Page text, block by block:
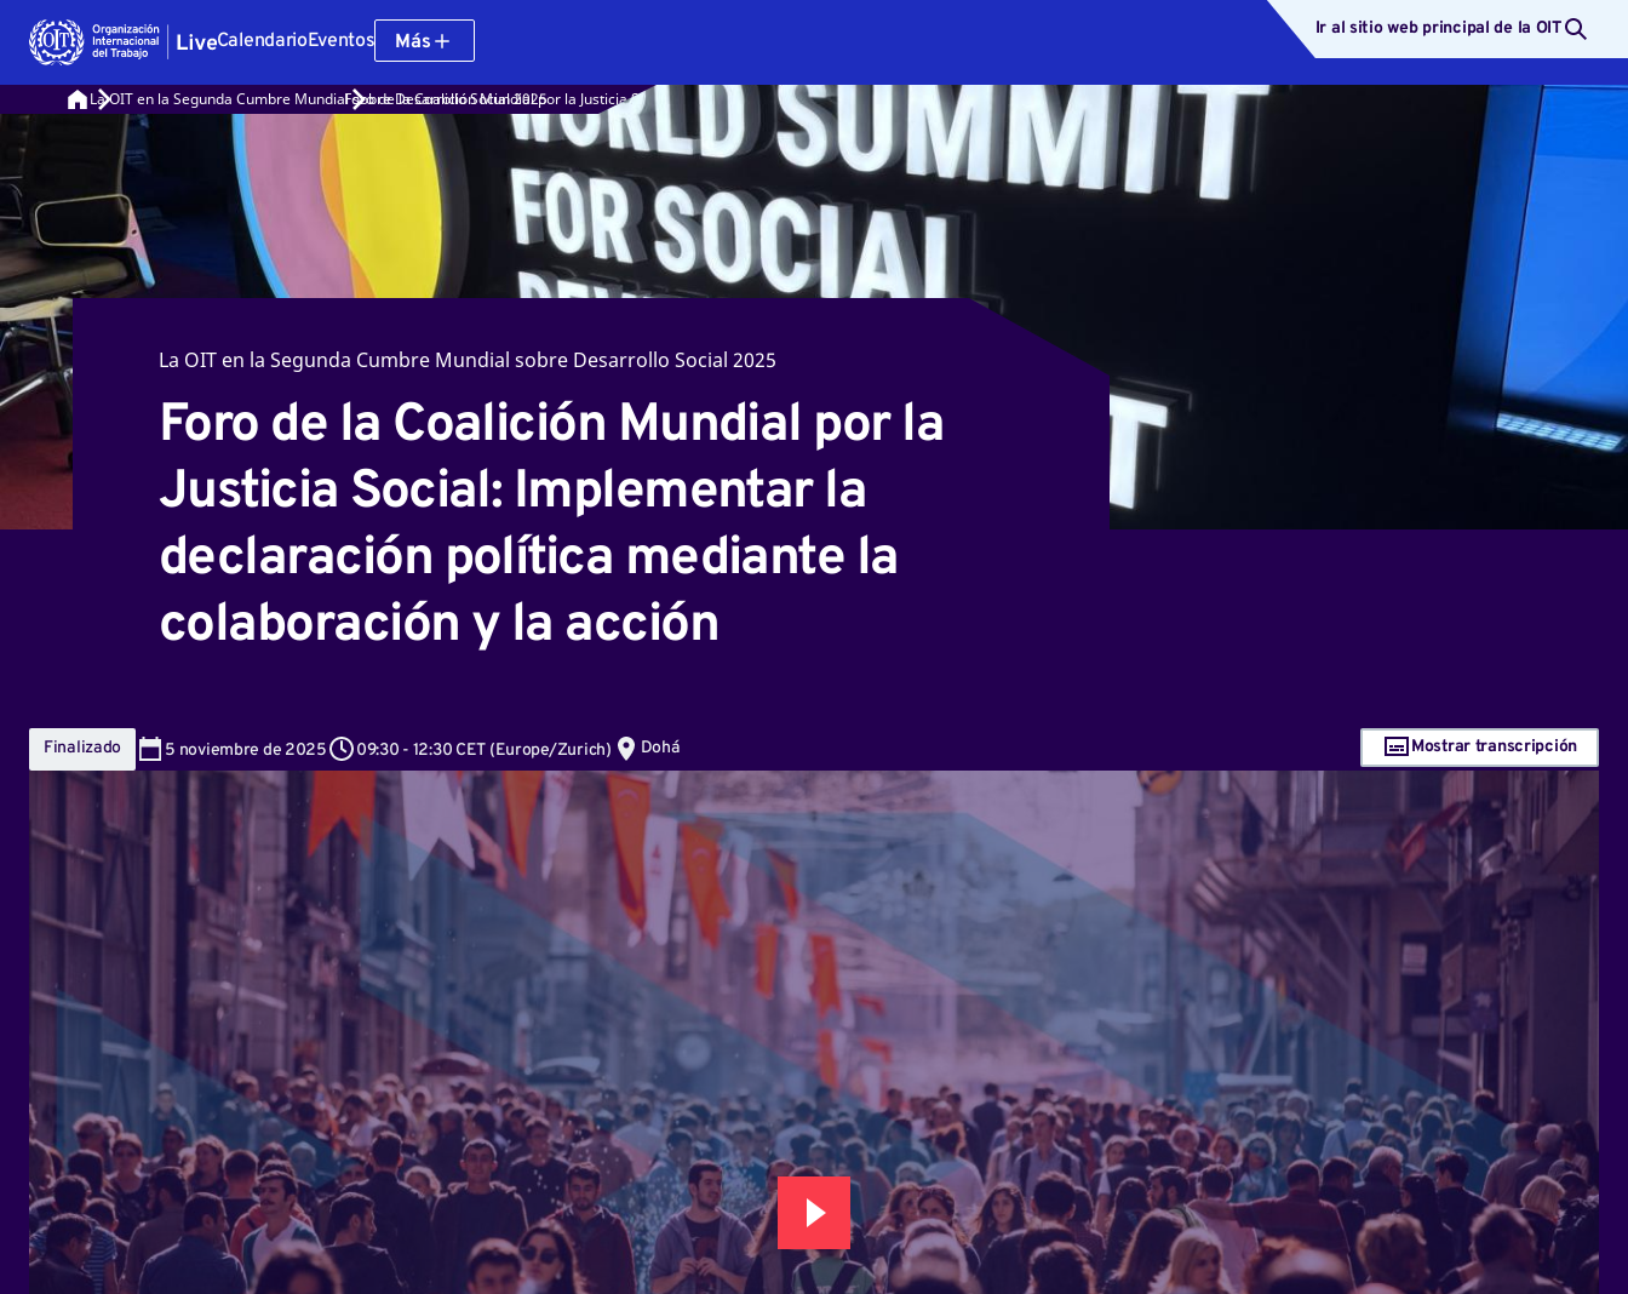
CalendarioEventos Más
Ir al sitio web principal de la OIT
La OIT en la Segunda Cumbre Mundial sobre Desarrollo Social 2025Foro de la Coalición Mundial por la Justicia Social: Implementar la declaración política mediante la colaboración y la acción
La OIT en la Segunda Cumbre Mundial sobre Desarrollo Social 2025
Foro de la Coalición Mundial por la
Justicia Social: Implementar la
declaración política mediante la
colaboración y la acción
Finalizado 5 noviembre de 2025 09:30 - 12:30 CET (Europe/Zurich) Dohá Mostrar transcripción